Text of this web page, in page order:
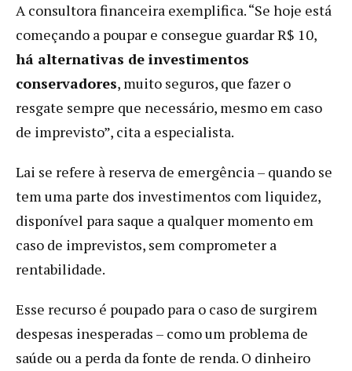
A consultora financeira exemplifica. “Se hoje está
começando a poupar e consegue guardar R$ 10,
há alternativas de investimentos
conservadores, muito seguros, que fazer o
resgate sempre que necessário, mesmo em caso
de imprevisto”, cita a especialista.
Lai se refere à reserva de emergência – quando se
tem uma parte dos investimentos com liquidez,
disponível para saque a qualquer momento em
caso de imprevistos, sem comprometer a
rentabilidade.
Esse recurso é poupado para o caso de surgirem
despesas inesperadas – como um problema de
saúde ou a perda da fonte de renda. O dinheiro